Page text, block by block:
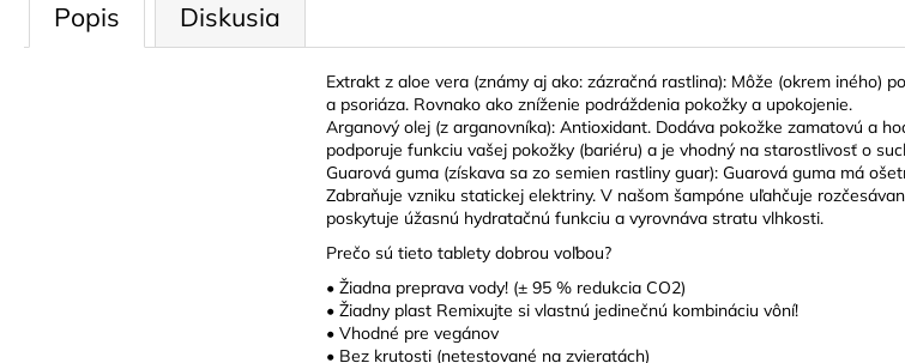
Popis Diskusia
Extrakt z aloe vera (známy aj ako: zázračná rastlina): Môže (okrem iného)
a psoriáza. Rovnako ako zníženie podráždenia pokožky a upokojenie.
Arganový olej (z arganovníka): Antioxidant. Dodáva pokožke zamatovú a
podporuje funkciu vašej pokožky (bariéru) a je vhodný na starostlivosť o
Guarová guma (získava sa zo semien rastliny guar): Guarová guma má
Zabraňuje vzniku statickej elektriny. V našom šampóne uľahčuje
poskytuje úžasnú hydratačnú funkciu a vyrovnáva stratu vlhkosti.
Prečo sú tieto tablety dobrou voľbou?
• Žiadna preprava vody! (± 95 % redukcia CO2)
• Žiadny plast Remixujte si vlastnú jedinečnú kombináciu vôní!
• Vhodné pre vegánov
• Bez krutosti (netestované na zvieratách)